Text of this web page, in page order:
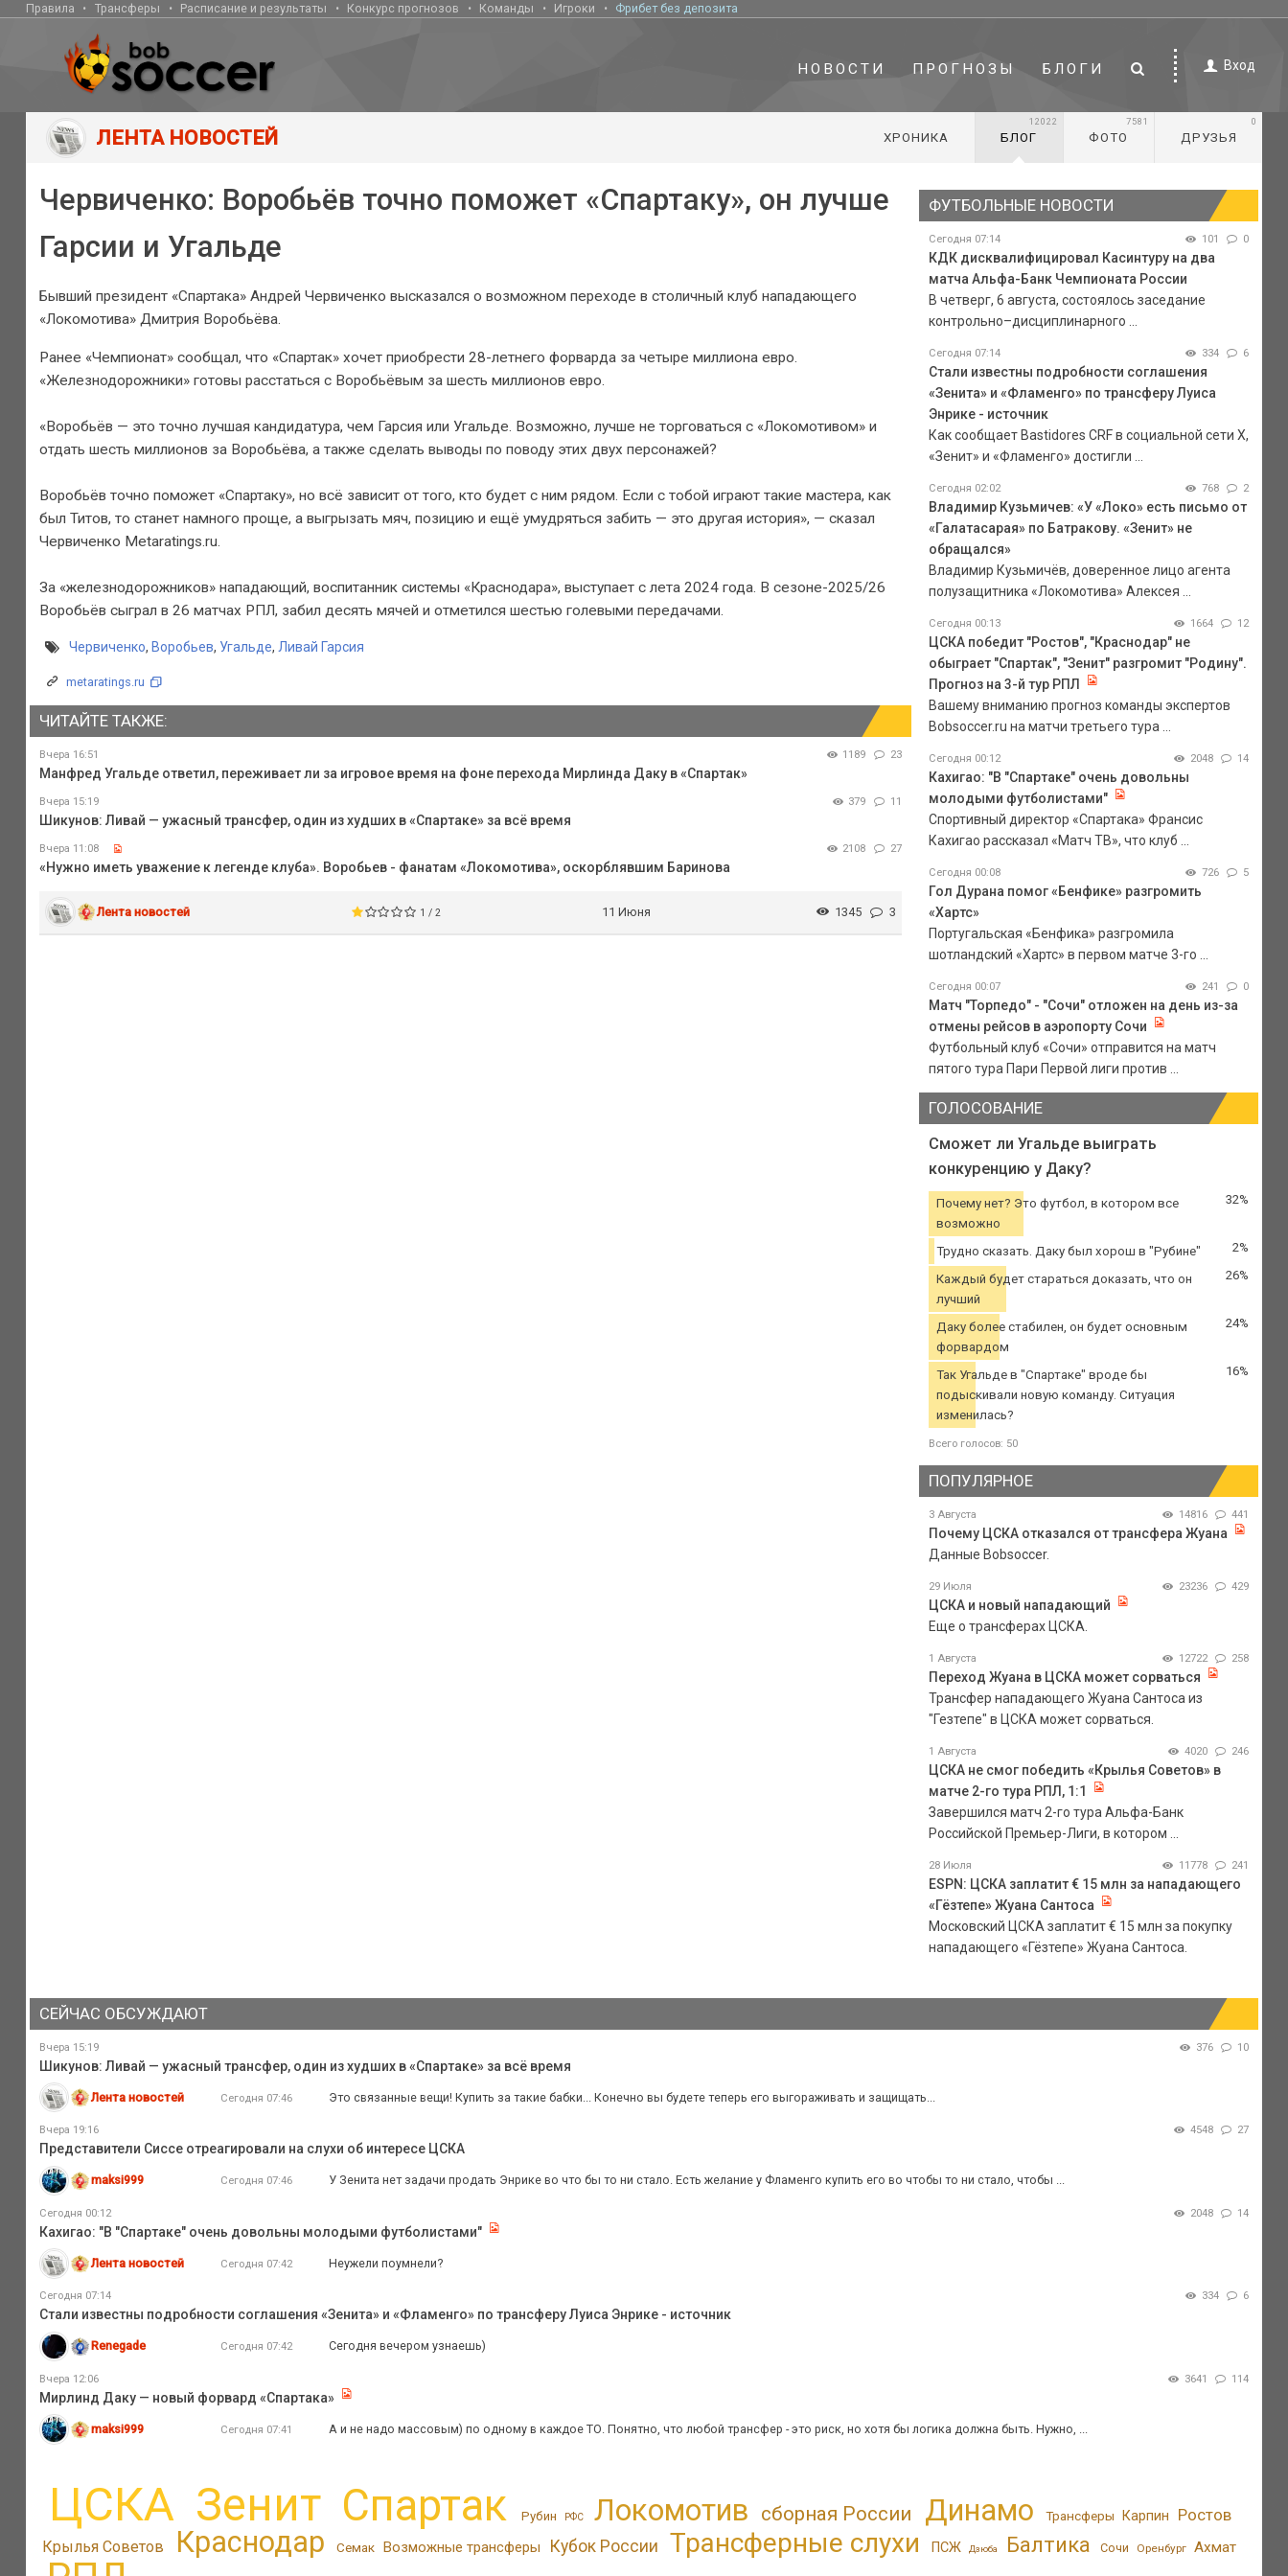
Правила Трансферы Расписание и результаты Конкурс прогнозов Команды Игроки Фрибет без депозита
НОВОСТИ ПРОГНОЗЫ БЛОГИ Вход
ЛЕНТА НОВОСТЕЙ ХРОНИКА БЛОГ
12022
ФОТО
7581
ДРУЗЬЯ
0
Червиченко: Воробьёв точно поможет «Спартаку», он лучше
Гарсии и Угальде
Бывший президент «Спартака» Андрей Червиченко высказался о возможном переходе в столичный клуб нападающего
«Локомотива» Дмитрия Воробьёва.
Ранее «Чемпионат» сообщал, что «Спартак» хочет приобрести 28-летнего форварда за четыре миллиона евро.
«Железнодорожники» готовы расстаться с Воробьёвым за шесть миллионов евро.
«Воробьёв — это точно лучшая кандидатура, чем Гарсия или Угальде. Возможно, лучше не торговаться с «Локомотивом» и
отдать шесть миллионов за Воробьёва, а также сделать выводы по поводу этих двух персонажей?
Воробьёв точно поможет «Спартаку», но всё зависит от того, кто будет с ним рядом. Если с тобой играют такие мастера, как
был Титов, то станет намного проще, а выгрызать мяч, позицию и ещё умудряться забить — это другая история», — сказал
Червиченко Metaratings.ru.
За «железнодорожников» нападающий, воспитанник системы «Краснодара», выступает с лета 2024 года. В сезоне-2025/26
Воробьёв сыграл в 26 матчах РПЛ, забил десять мячей и отметился шестью голевыми передачами.
Червиченко, Воробьев, Угальде, Ливай Гарсия
metaratings.ru
ЧИТАЙТЕ ТАКЖЕ:
Вчера 16:51 1189 23
Манфред Угальде ответил, переживает ли за игровое время на фоне перехода Мирлинда Даку в «Спартак»
Вчера 15:19 379 11
Шикунов: Ливай — ужасный трансфер, один из худших в «Спартаке» за всё время
Вчера 11:08 2108 27
«Нужно иметь уважение к легенде клуба». Воробьев - фанатам «Локомотива», оскорблявшим Баринова
Лента новостей 1 / 2 11 Июня 1345 3
ФУТБОЛЬНЫЕ НОВОСТИ
Сегодня 07:14 101 0
КДК дисквалифицировал Касинтуру на два
матча Альфа-Банк Чемпионата России
В четверг, 6 августа, состоялось заседание
контрольно–дисциплинарного ...
Сегодня 07:14 334 6
Стали известны подробности соглашения
«Зенита» и «Фламенго» по трансферу Луиса
Энрике - источник
Как сообщает Bastidores CRF в социальной сети Х,
«Зенит» и «Фламенго» достигли ...
Сегодня 02:02 768 2
Владимир Кузьмичев: «У «Локо» есть письмо от
«Галатасарая» по Батракову. «Зенит» не
обращался»
Владимир Кузьмичёв, доверенное лицо агента
полузащитника «Локомотива» Алексея ...
Сегодня 00:13 1664 12
ЦСКА победит "Ростов", "Краснодар" не
обыграет "Спартак", "Зенит" разгромит "Родину".
Прогноз на 3-й тур РПЛ
Вашему вниманию прогноз команды экспертов
Bobsoccer.ru на матчи третьего тура ...
Сегодня 00:12 2048 14
Кахигао: "В "Спартаке" очень довольны
молодыми футболистами"
Спортивный директор «Спартака» Франсис
Кахигао рассказал «Матч ТВ», что клуб ...
Сегодня 00:08 726 5
Гол Дурана помог «Бенфике» разгромить
«Хартс»
Португальская «Бенфика» разгромила
шотландский «Хартс» в первом матче 3-го ...
Сегодня 00:07 241 0
Матч "Торпедо" - "Сочи" отложен на день из-за
отмены рейсов в аэропорту Сочи
Футбольный клуб «Сочи» отправится на матч
пятого тура Пари Первой лиги против ...
ГОЛОСОВАНИЕ
Сможет ли Угальде выиграть
конкуренцию у Даку?
Почему нет? Это футбол, в котором все
возможно
32%
Трудно сказать. Даку был хорош в "Рубине" 2%
Каждый будет стараться доказать, что он
лучший
26%
Даку более стабилен, он будет основным
форвардом
24%
Так Угальде в "Спартаке" вроде бы
подыскивали новую команду. Ситуация
изменилась?
16%
Всего голосов: 50
ПОПУЛЯРНОЕ
3 Августа 14816 441
Почему ЦСКА отказался от трансфера Жуана
Данные Bobsoccer.
29 Июля 23236 429
ЦСКА и новый нападающий
Еще о трансферах ЦСКА.
1 Августа 12722 258
Переход Жуана в ЦСКА может сорваться
Трансфер нападающего Жуана Сантоса из
"Гезтепе" в ЦСКА может сорваться.
1 Августа 4020 246
ЦСКА не смог победить «Крылья Советов» в
матче 2-го тура РПЛ, 1:1
Завершился матч 2-го тура Альфа-Банк
Российской Премьер-Лиги, в котором ...
28 Июля 11778 241
ESPN: ЦСКА заплатит € 15 млн за нападающего
«Гёзтепе» Жуана Сантоса
Московский ЦСКА заплатит € 15 млн за покупку
нападающего «Гёзтепе» Жуана Сантоса.
СЕЙЧАС ОБСУЖДАЮТ
Вчера 15:19 376 10
Шикунов: Ливай — ужасный трансфер, один из худших в «Спартаке» за всё время
Лента новостей Сегодня 07:46 Это связанные вещи! Купить за такие бабки... Конечно вы будете теперь его выгораживать и защищать...
Вчера 19:16 4548 27
Представители Сиссе отреагировали на слухи об интересе ЦСКА
maksi999 Сегодня 07:46 У Зенита нет задачи продать Энрике во что бы то ни стало. Есть желание у Фламенго купить его во чтобы то ни стало, чтобы ...
Сегодня 00:12 2048 14
Кахигао: "В "Спартаке" очень довольны молодыми футболистами"
Лента новостей Сегодня 07:42 Неужели поумнели?
Сегодня 07:14 334 6
Стали известны подробности соглашения «Зенита» и «Фламенго» по трансферу Луиса Энрике - источник
Renegade Сегодня 07:42 Сегодня вечером узнаешь)
Вчера 12:06 3641 114
Мирлинд Даку — новый форвард «Спартака»
maksi999 Сегодня 07:41 А и не надо массовым) по одному в каждое ТО. Понятно, что любой трансфер - это риск, но хотя бы логика должна быть. Нужно, ...
ЦСКА Зенит Спартак Рубин РФС Локомотив сборная России Динамо Трансферы Карпин Ростов
Крылья Советов Краснодар Семак Возможные трансферы Кубок России Трансферные слухи ПСЖ Дзюба Балтика Сочи Оренбург Ахмат